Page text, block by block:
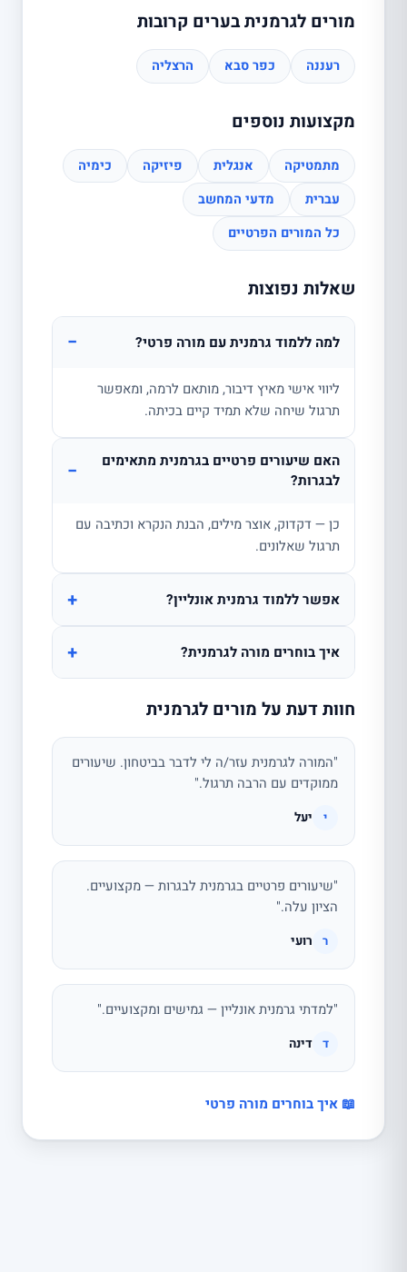
מורים לגרמנית בערים קרובות
רעננה כפר סבא הרצליה
מקצועות נוספים
מתמטיקה אנגלית פיזיקה
כימיה
עברית
מדעי המחשב
כל המורים הפרטיים
שאלות נפוצות
למה ללמוד גרמנית עם מורה פרטי? −
ליווי אישי מאיץ דיבור, מותאם לרמה, ומאפשר
תרגול שיחה שלא תמיד קיים בכיתה.
האם שיעורים פרטיים בגרמנית מתאימים
לבגרות?
−
כן — דקדוק, אוצר מילים, הבנת הנקרא וכתיבה עם
תרגול שאלונים.
אפשר ללמוד גרמנית אונליין? +
איך בוחרים מורה לגרמנית? +
חוות דעת על מורים לגרמנית
"המורה לגרמנית עזר/ה לי לדבר בביטחון. שיעורים
ממוקדים עם הרבה תרגול."
י יעל
"שיעורים פרטיים בגרמנית לבגרות — מקצועיים.
הציון עלה."
ר רועי
"למדתי גרמנית אונליין — גמישים ומקצועיים."
ד דינה
📖 איך בוחרים מורה פרטי